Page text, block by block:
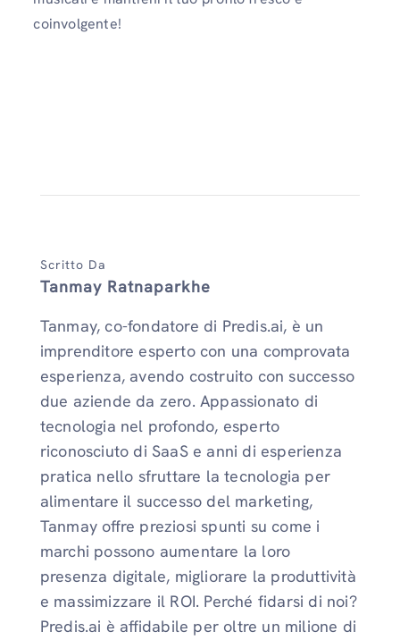
coinvolgente!
Scritto Da
Tanmay Ratnaparkhe
Tanmay, co-fondatore di Predis.ai, è un
imprenditore esperto con una comprovata
esperienza, avendo costruito con successo
due aziende da zero. Appassionato di
tecnologia nel profondo, esperto
riconosciuto di SaaS e anni di esperienza
pratica nello sfruttare la tecnologia per
alimentare il successo del marketing,
Tanmay offre preziosi spunti su come i
marchi possono aumentare la loro
presenza digitale, migliorare la produttività
e massimizzare il ROI. Perché fidarsi di noi?
Predis.ai è affidabile per oltre un milione di